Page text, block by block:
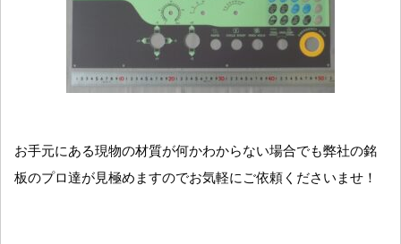
お手元にある現物の材質が何かわからない場合でも弊社の銘
板のプロ達が見極めますのでお気軽にご依頼くださいませ！